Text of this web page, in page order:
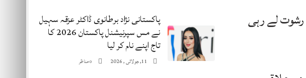
پاکستانی نژاد برطانوی ڈاکٹر عزقہ سہیل
نے مس ​​سپرنیشنل پاکستان 2026 کا
تاج اپنے نام کر لیا
11, جولائی , 2026 0مناظر
رشوت لے رہی